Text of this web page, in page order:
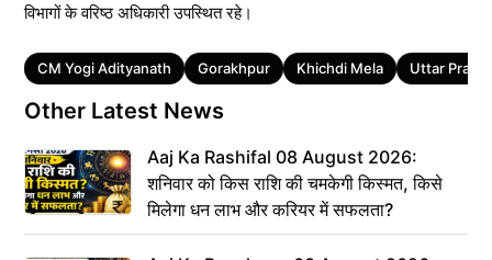
विभागों के वरिष्ठ अधिकारी उपस्थित रहे।
Tags
CM Yogi Adityanath Gorakhpur Khichdi Mela Uttar
Other Latest News
Aaj Ka Rashifal 08 August 2026:
शनिवार को किस राशि की चमकेगी किस्मत, किसे
मिलेगा धन लाभ और करियर में सफलता?